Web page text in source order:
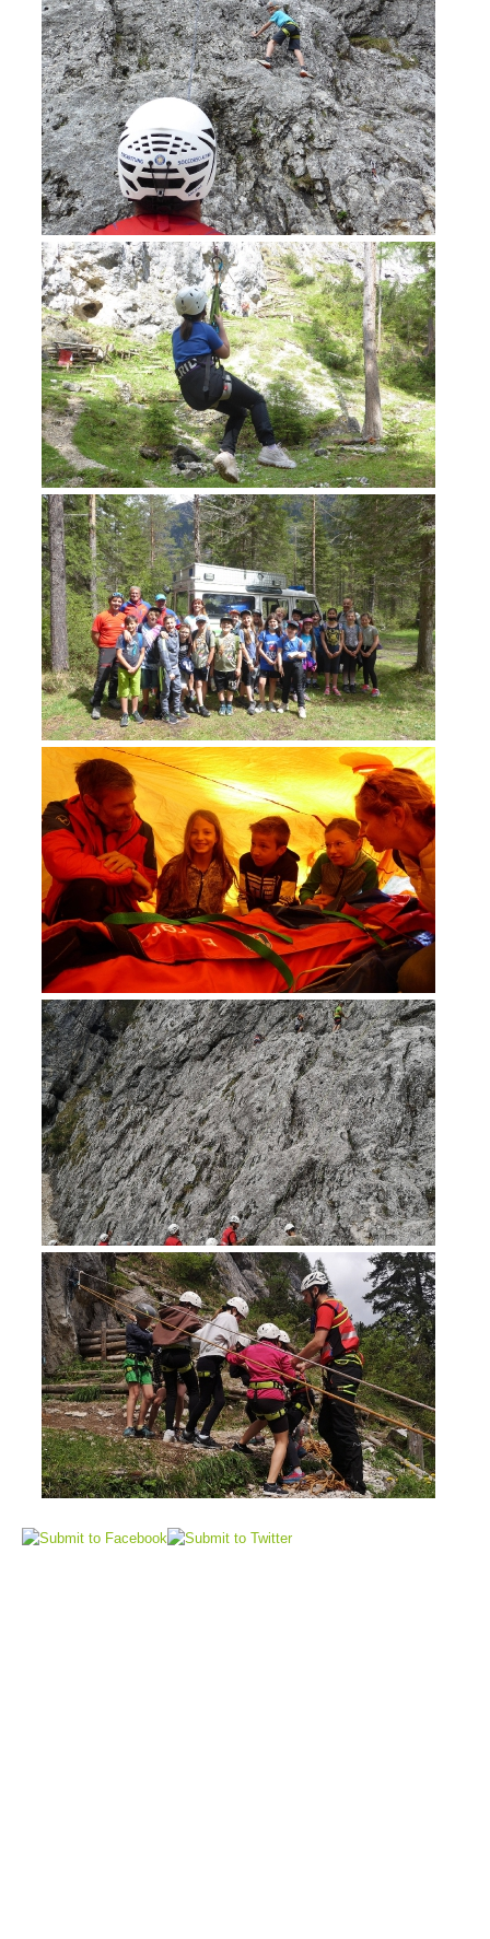
Formazione
ATTIVITÁ
Soccorso in montagna
Elisoccorso